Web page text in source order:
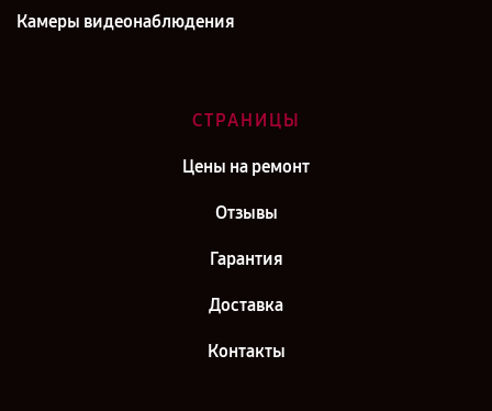
Камеры видеонаблюдения
СТРАНИЦЫ
Цены на ремонт
Отзывы
Гарантия
Доставка
Контакты